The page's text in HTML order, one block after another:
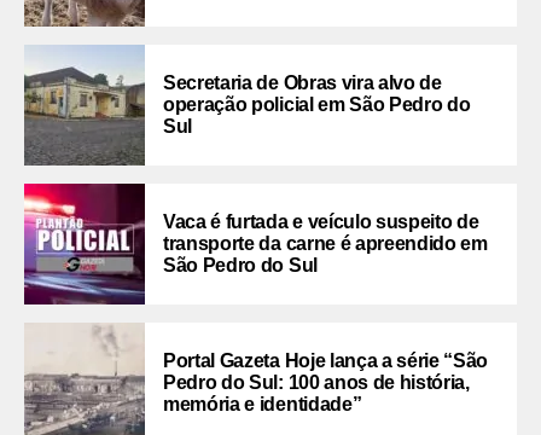
Secretaria de Obras vira alvo de
operação policial em São Pedro do
Sul
Vaca é furtada e veículo suspeito de
transporte da carne é apreendido em
São Pedro do Sul
Portal Gazeta Hoje lança a série “São
Pedro do Sul: 100 anos de história,
memória e identidade”